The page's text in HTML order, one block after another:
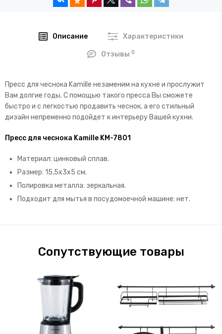
Описание Характеристики
Отзывы0
Пресс для чеснока Kamille незаменим на кухне и прослужит
Вам долгие годы. С помощью такого пресса Вы сможете
быстро и с легкостью продавить чеснок, а его стильный
дизайн непременно подойдет к интерьеру Вашей кухни.
Пресс для чеснока Kamille KM-7801
Материал: цинковый сплав.
Размер: 15,5х3х5 см.
Полировка металла: зеркальная.
Подходит для мытья в посудомоечной машине: нет.
Сопутствующие товары